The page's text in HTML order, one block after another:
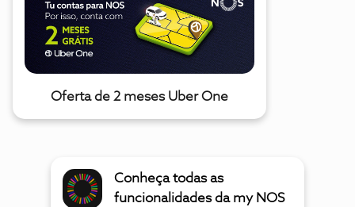
Oferta de 2 meses Uber One
Conheça todas as
funcionalidades da my NOS